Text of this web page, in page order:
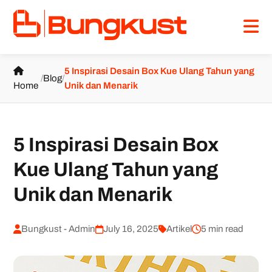
Home
/Blog/
5 Inspirasi Desain Box Kue Ulang Tahun yang
Unik dan Menarik
5 Inspirasi Desain Box
Kue Ulang Tahun yang
Unik dan Menarik
Bungkust - Admin July 16, 2025 Artikel 5 min read